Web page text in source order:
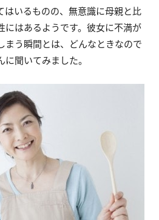
はいるものの、無意識に母親と比
にはあるようです。彼女に不満が
まう瞬間とは、どんなときなので
聞いてみました。